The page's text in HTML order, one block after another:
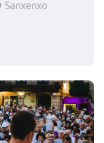
Sanxenxo